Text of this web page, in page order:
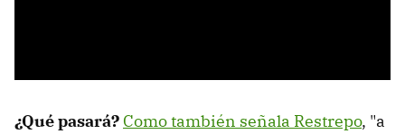
¿Qué pasará? Como también señala Restrepo, "a